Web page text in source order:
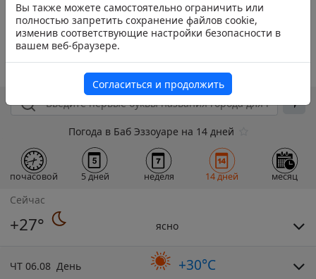
Погода в Баб Эззоуаре на 14 дней
почасовой 5 дней неделя 14 дней месяц
Сейчас
+27° ясно
ЧТ 06.08 День +30°C
Вы также можете самостоятельно ограничить или
полностью запретить сохранение файлов cookie,
изменив соответствующие настройки безопасности в
вашем веб-браузере.
Согласиться и продолжить